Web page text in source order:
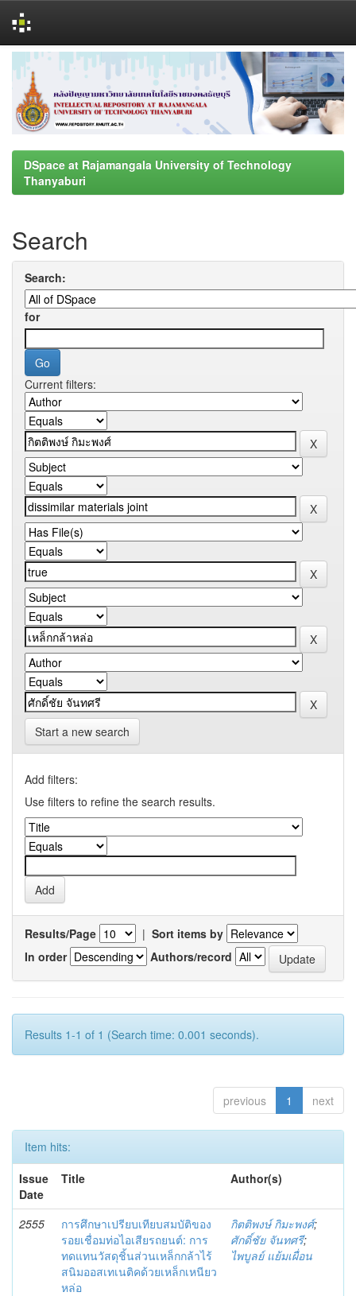
navigation
DSpace at Rajamangala University of Technology
Thanyaburi
Search
Search:
for
Current filters:
Start a new search
Add filters:
Use filters to refine the search results.
Results/Page | Sort items by
In order
Authors/record
Results 1-1 of 1 (Search time: 0.001 seconds).
previous 1 next
Item hits:
Issue
Date
Title Author(s)
2555
การศึกษาเปรียบเทียบสมบัติของ
รอยเชื่อมท่อไอเสียรถยนต์: การ
ทดแทนวัสดุชิ้นส่วนเหล็กกล้าไร้
สนิมออสเทเนติคด้วยเหล็กเหนียว
หล่อ
กิตติพงษ์ กิมะพงศ์;
ศักดิ์ชัย จันทศรี;
ไพบูลย์ แย้มเผื่อน